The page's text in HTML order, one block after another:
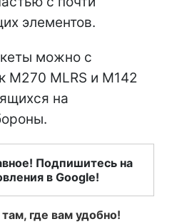
элементов.
можно с
M270 MLRS и M142
на
Подпишитесь на
в Google!
где вам удобно!